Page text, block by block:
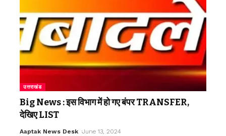
उत्तराखंड
Big News : इस विभाग में हो गए बंपर TRANSFER,
देखिए LIST
Aaptak News Desk June 13, 2024